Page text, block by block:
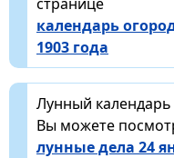
календарь
1903 года
Лунный календарь
Вы можете
лунные дела 24